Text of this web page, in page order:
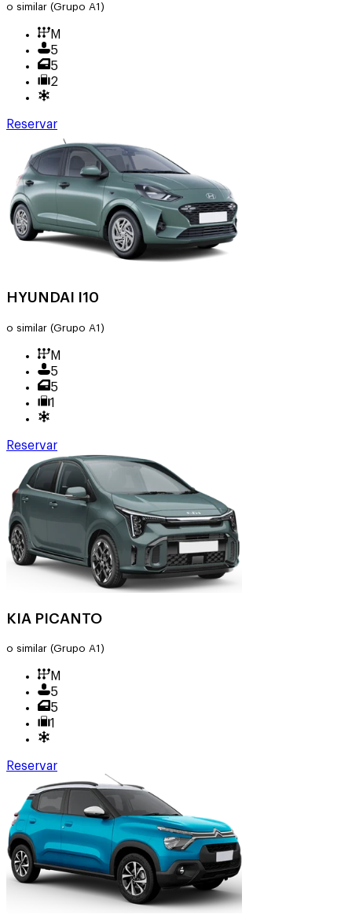
o similar (Grupo A1)
M
5
5
2
Reservar
HYUNDAI I10
o similar (Grupo A1)
M
5
5
1
Reservar
KIA PICANTO
o similar (Grupo A1)
M
5
5
1
Reservar